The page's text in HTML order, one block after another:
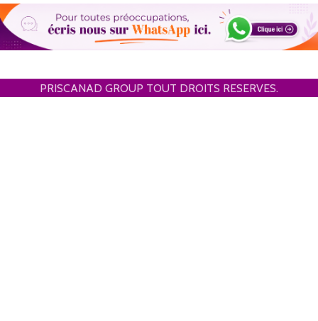
PRISCANAD GROUP TOUT DROITS RESERVES.